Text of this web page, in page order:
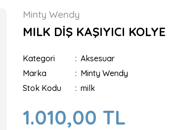
Minty Wendy
MILK DİŞ KAŞIYICI KOLYE
Kategori
Aksesuar
Marka
Minty Wendy
Stok Kodu
milk
1.010,00 TL